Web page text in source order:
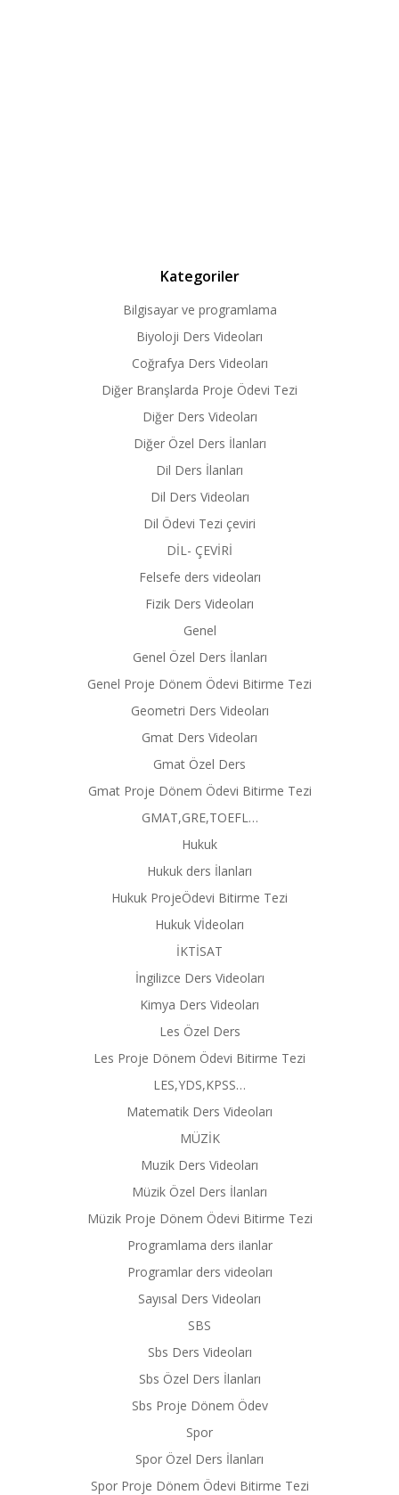
Kategoriler
Bilgisayar ve programlama
Biyoloji Ders Videoları
Coğrafya Ders Videoları
Diğer Branşlarda Proje Ödevi Tezi
Diğer Ders Videoları
Diğer Özel Ders İlanları
Dil Ders İlanları
Dil Ders Videoları
Dil Ödevi Tezi çeviri
DİL- ÇEVİRİ
Felsefe ders videoları
Fizik Ders Videoları
Genel
Genel Özel Ders İlanları
Genel Proje Dönem Ödevi Bitirme Tezi
Geometri Ders Videoları
Gmat Ders Videoları
Gmat Özel Ders
Gmat Proje Dönem Ödevi Bitirme Tezi
GMAT,GRE,TOEFL…
Hukuk
Hukuk ders İlanları
Hukuk ProjeÖdevi Bitirme Tezi
Hukuk Vİdeoları
İKTİSAT
İngilizce Ders Videoları
Kimya Ders Videoları
Les Özel Ders
Les Proje Dönem Ödevi Bitirme Tezi
LES,YDS,KPSS…
Matematik Ders Videoları
MÜZİK
Muzik Ders Videoları
Müzik Özel Ders İlanları
Müzik Proje Dönem Ödevi Bitirme Tezi
Programlama ders ilanlar
Programlar ders videoları
Sayısal Ders Videoları
SBS
Sbs Ders Videoları
Sbs Özel Ders İlanları
Sbs Proje Dönem Ödev
Spor
Spor Özel Ders İlanları
Spor Proje Dönem Ödevi Bitirme Tezi